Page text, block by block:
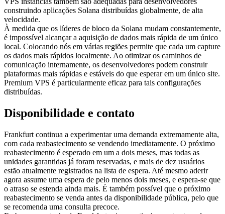
construindo aplicações Solana distribuídas globalmente, de alta
velocidade.
À medida que os líderes de bloco da Solana mudam constantemente,
é impossível alcançar a aquisição de dados mais rápida de um único
local. Colocando nós em várias regiões permite que cada um capture
os dados mais rápidos localmente. Ao otimizar os caminhos de
comunicação internamente, os desenvolvedores podem construir
plataformas mais rápidas e estáveis do que esperar em um único site.
Premium VPS é particularmente eficaz para tais configurações
distribuídas.
Disponibilidade e contato
Frankfurt continua a experimentar uma demanda extremamente alta,
com cada reabastecimento se vendendo imediatamente. O próximo
reabastecimento é esperado em um a dois meses, mas todas as
unidades garantidas já foram reservadas, e mais de dez usuários
estão atualmente registrados na lista de espera. Até mesmo aderir
agora assume uma espera de pelo menos dois meses, e espera-se que
o atraso se estenda ainda mais. É também possível que o próximo
reabastecimento se venda antes da disponibilidade pública, pelo que
se recomenda uma consulta precoce.